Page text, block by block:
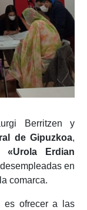
Berritzen y
de Gipuzkoa,
«Urola Erdian
en
comarca.
es ofrecer a las